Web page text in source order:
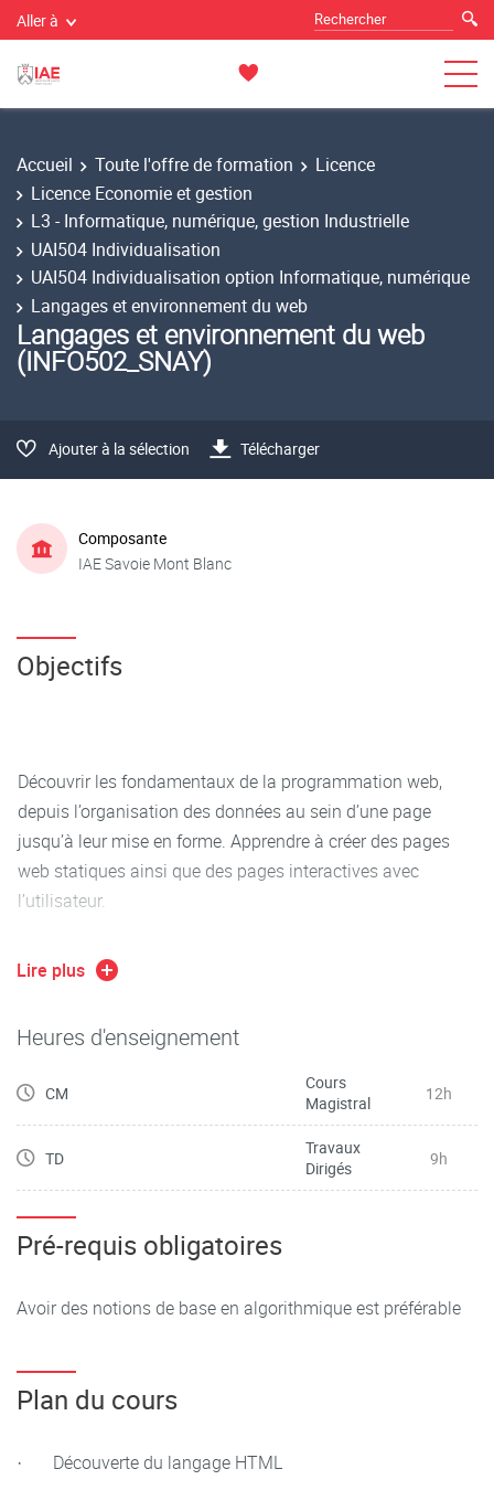
Aller à
Accueil Toute l'offre de formation
Licence
Licence Economie et gestion
L3 - Informatique, numérique, gestion Industrielle
UAI504 Individualisation
UAI504 Individualisation option Informatique, numérique
Langages et environnement du web
Langages et environnement du web
(INFO502_SNAY)
Ajouter à la sélection Télécharger
Composante
IAE Savoie Mont Blanc
Objectifs
Découvrir les fondamentaux de la programmation web,
depuis l’organisation des données au sein d’une page
jusqu’à leur mise en forme. Apprendre à créer des pages
web statiques ainsi que des pages interactives avec
l’utilisateur.
Lire plus
Heures d'enseignement
CM
Cours
Magistral
12h
TD
Travaux
Dirigés
9h
Pré-requis obligatoires
Avoir des notions de base en algorithmique est préférable
Plan du cours
· Découverte du langage HTML